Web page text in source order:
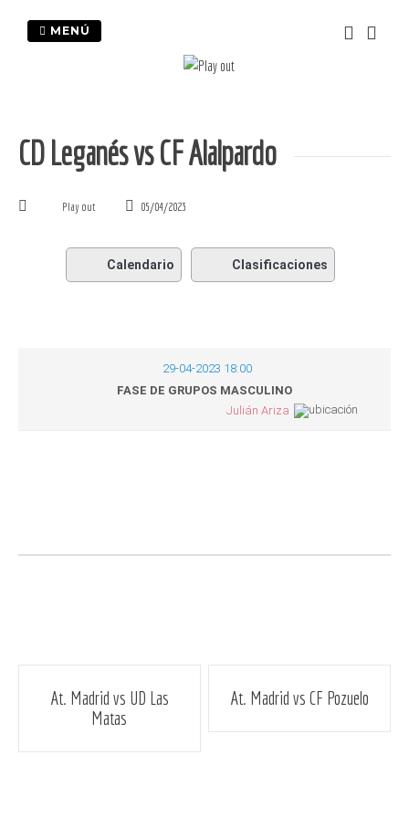
MENÚ
CD Leganés vs CF Alalpardo
Play out 05/04/2023
Calendario Clasificaciones
29-04-2023 18:00
FASE DE GRUPOS MASCULINO
Julián Ariza
Navegación
At. Madrid vs UD Las
Matas
At. Madrid vs CF Pozuelo